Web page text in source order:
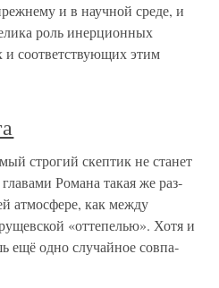
и в научной среде, и
роль инерционных
соответствующих этим
строгий скептик не станет
Романа такая же раз­
атмосфере, как между
«оттепелью». Хотя и
ещё одно случайное совпа­